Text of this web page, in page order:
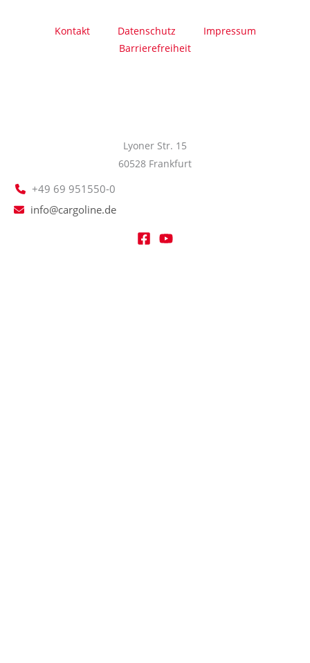
Kontakt Datenschutz
Impressum
Barrierefreiheit
Lyoner Str. 15
60528 Frankfurt
+49 69 951550-0
info@cargoline.de